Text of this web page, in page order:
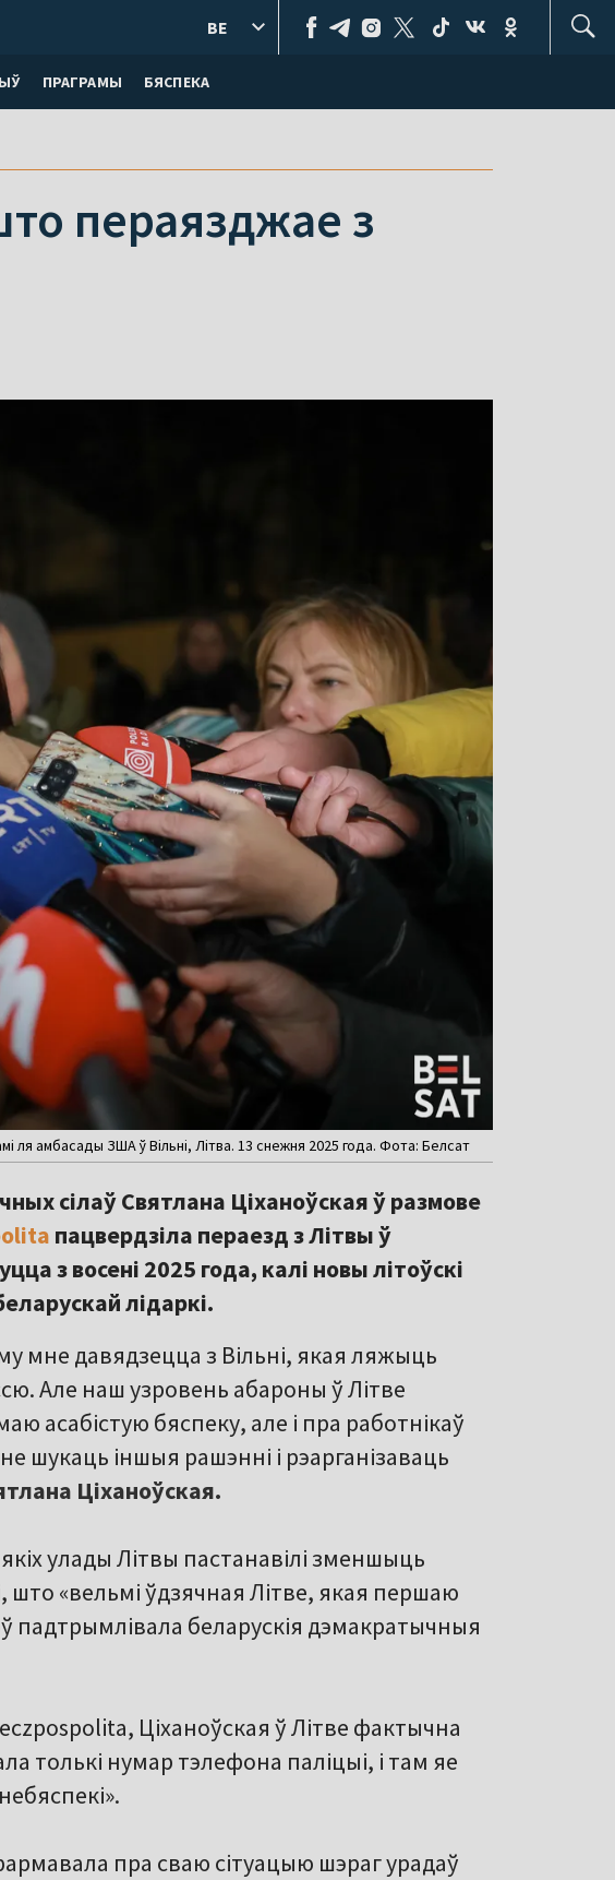
ПРАГРАМЫ БЯСПЕКА
BE
пераязджае з
ля амбасады ЗША ў Вільні, Літва. 13 снежня 2025 года. Фота: Белсат
сілаў Святлана Ціханоўская ў размове
пацвердзіла пераезд з Літвы ў
з восені 2025 года, калі новы літоўскі
лідаркі.
мне давядзецца з Вільні, якая ляжыць
Але наш узровень абароны ў Літве
асабістую бяспеку, але і пра работнікаў
шукаць іншыя рашэнні і рэарганізаваць
Ціханоўская.
улады Літвы пастанавілі зменшыць
«вельмі ўдзячная Літве, якая першаю
падтрымлівала беларускія дэмакратычныя
Ціханоўская ў Літве фактычна
толькі нумар тэлефона паліцыі, і там яе
пра сваю сітуацыю шэраг урадаў